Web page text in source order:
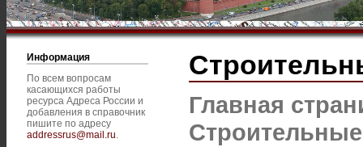
Информация
По всем вопросам
касающихся работы
ресурса Адреса России и
добавления в справочник
пишите по адресу
addressrus@mail.ru.
Главная
Строительные